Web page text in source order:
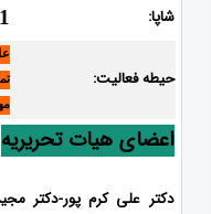
شاپا:
حیطه فعالیت:
اعضای هیات تحریریه
دکتر علی کرم پور-دکتر